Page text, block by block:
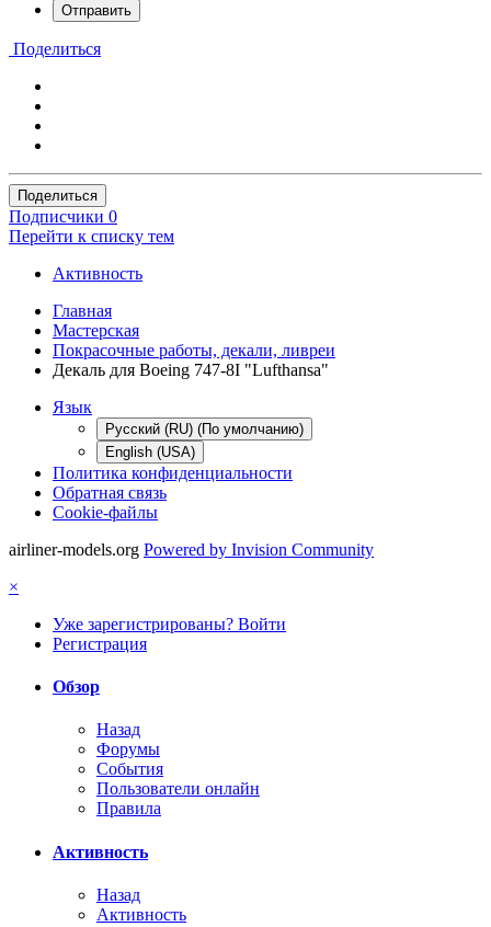
Отправить
Поделиться
Поделиться
Подписчики 0
Перейти к списку тем
Активность
Главная
Мастерская
Покрасочные работы, декали, ливреи
Декаль для Boeing 747-8I "Lufthansa"
Язык
Русский (RU) (По умолчанию)
English (USA)
Политика конфиденциальности
Обратная связь
Cookie-файлы
airliner-models.org Powered by Invision Community
×
Уже зарегистрированы? Войти
Регистрация
Обзор
Назад
Форумы
События
Пользователи онлайн
Правила
Активность
Назад
Активность